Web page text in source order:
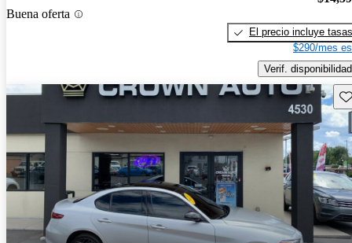
Buena oferta
El precio incluye tasas
$290/mes
Verif. disponibilidad